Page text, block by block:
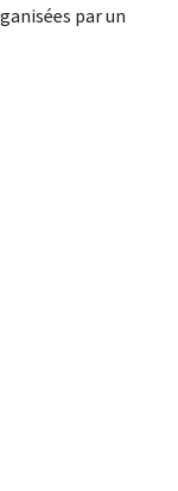
par un